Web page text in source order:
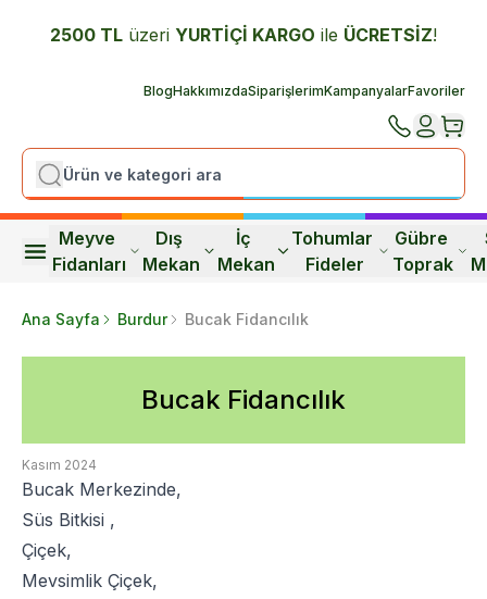
2500 TL üzeri YURTİÇİ KARGO ile ÜCRETSİZ!
BlogHakkımızdaSiparişlerimKampanyalarFavoriler
Meyve
Fidanları
Dış
Mekan
İç
Mekan
Tohumlar
Fideler
Gübre
Toprak
Ana Sayfa Burdur Bucak Fidancılık
Bucak Fidancılık
Kasım 2024
Bucak Merkezinde,
Süs Bitkisi ,
Çiçek,
Mevsimlik Çiçek,